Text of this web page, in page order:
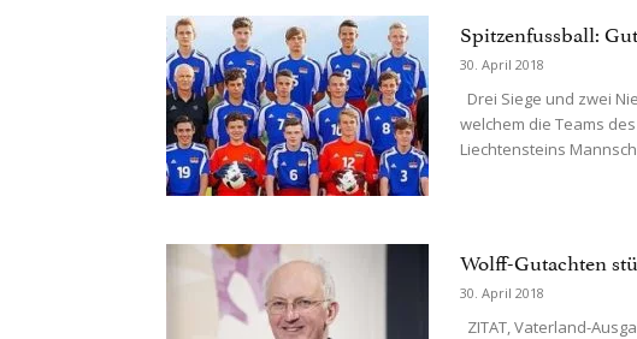
Spitzenfussball:
30. April 2018
Drei Siege und zwei
welchem die Teams
Liechtensteins
Wolff-Gutachten
30. April 2018
ZITAT, Vaterland-